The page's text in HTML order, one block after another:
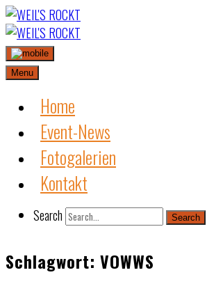
Skip
to
content
Menu
Home
Event-News
Fotogalerien
Kontakt
Search Search
Schlagwort: VOWWS